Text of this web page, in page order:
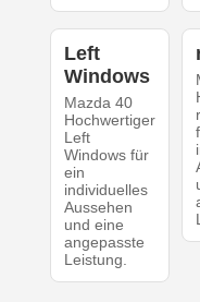
Left
Windows
Mazda 40
Hochwertiger
Left
Windows für
ein
individuelles
Aussehen
und eine
angepasste
Leistung.